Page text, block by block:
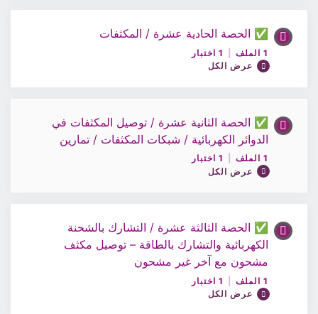
اختبار 9 / الفيزياء12
محتوى الدرس
0% مكتمل 0/1 Steps
أختبار 10 / الفيزياء الصف 12
✅ الحصة الحادية عشرة / المكثفات
1 الملف
1 اختبار
عرض الكل
محتوى الدرس
0% مكتمل 0/1 Steps
أختبار 11 / الفيزياء 12
✅ الحصة الثانية عشرة / توصيل المكثفات في
الدوائر الكهربائية / شبكات المكثفات / تمارين
1 الملف
1 اختبار
عرض الكل
محتوى الدرس
0% مكتمل 0/1 Steps
✅ الحصة الثالثة عشرة / التشارك بالشحنة
الكهربائية والتشارك بالطاقة – توصيل مكثف
مشحون مع آخر غير مشحون
1 الملف
1 اختبار
عرض الكل